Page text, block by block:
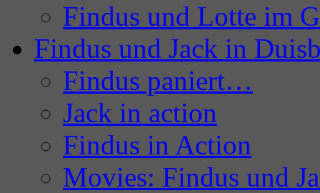
Findus und Lotte im
Findus und Jack in
Findus paniert…
Jack in action
Findus in Action
Movies: Findus und